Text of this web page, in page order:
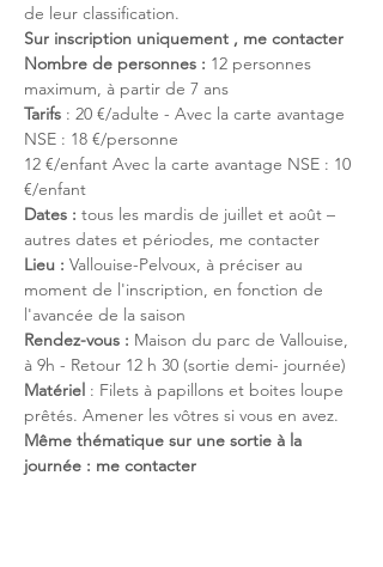
de leur classification.
Sur inscription uniquement , me contacter
Nombre de personnes : 12 personnes
maximum, à partir de 7 ans
Tarifs : 20 €/adulte - Avec la carte avantage
NSE : 18 €/personne
12 €/enfant Avec la carte avantage NSE : 10
€/enfant
Dates : tous les mardis de juillet et août –
autres dates et périodes, me contacter
Lieu : Vallouise-Pelvoux, à préciser au
moment de l'inscription, en fonction de
l'avancée de la saison
Rendez-vous : Maison du parc de Vallouise,
à 9h - Retour 12 h 30 (sortie demi- journée)
Matériel : Filets à papillons et boites loupe
prêtés. Amener les vôtres si vous en avez.
Même thématique sur une sortie à la
journée : me contacter